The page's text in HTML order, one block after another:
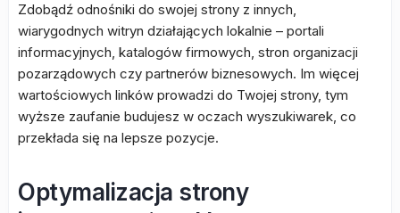
Zdobądź odnośniki do swojej strony z innych,
wiarygodnych witryn działających lokalnie – portali
informacyjnych, katalogów firmowych, stron organizacji
pozarządowych czy partnerów biznesowych. Im więcej
wartościowych linków prowadzi do Twojej strony, tym
wyższe zaufanie budujesz w oczach wyszukiwarek, co
przekłada się na lepsze pozycje.
Optymalizacja strony